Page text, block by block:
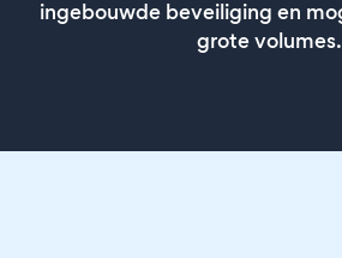
ingebouwde beveiliging en
grote volumes.